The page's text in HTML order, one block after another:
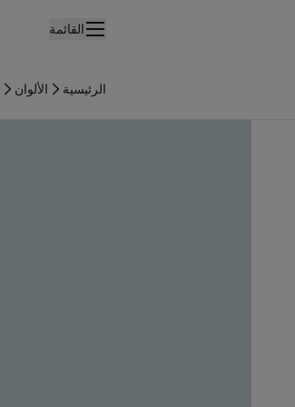
القائمة
الرئيسية الألوان